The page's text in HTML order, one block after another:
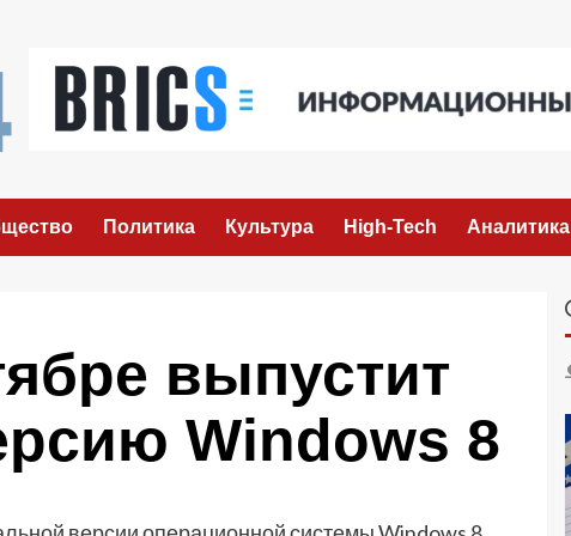
Политика Культура High-Tech Аналитика
выпустит
Windows 8